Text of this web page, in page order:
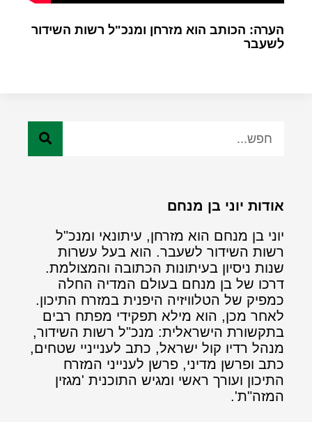
הערה: הכותב הוא מזרחן ומנכ"ל רשות השידור
לשעבר
אודות יוני בן מנחם
יוני בן מנחם הוא מזרחן, עיתונאי ומנכ"ל
רשות השידור לשעבר. הוא בעל עשרות
שנות ניסיון בעיתונות הכתובה והמצולמת.
דרכו של בן מנחם בעולם המדיה החלה
כמפיק של הטלוויזיה היפנית במזרח התיכון.
לאחר מכן, הוא מילא תפקידי מפתח רבים
בתקשורת הישראלית: מנכ"ל רשות השידור,
מנהל רדיו קול ישראל, כתב לענייניי שטחים,
כתב ופרשן מדיני, פרשן לענייני המזרח
התיכון ועורך ראשי ומגיש התוכנית 'מגזין
המזה"ת'.